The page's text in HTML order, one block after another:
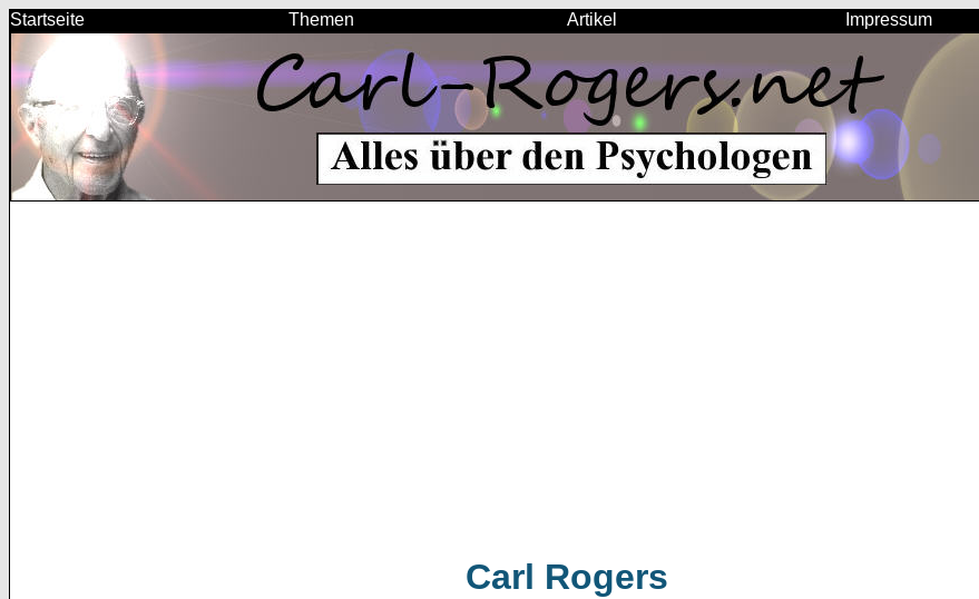
Startseite Themen Artikel Impressum
Carl Rogers